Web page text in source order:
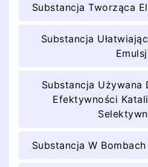
Substancja Tworząca
Substancja
Substancja Używana
Efektywności
Substancja W